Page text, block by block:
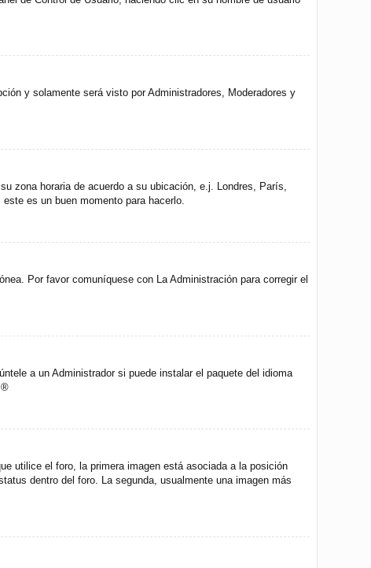
y solamente será visto por Administradores, Moderadores y
zona horaria de acuerdo a su ubicación, e.j. Londres, París,
es un buen momento para hacerlo.
Por favor comuníquese con La Administración para corregir el
a un Administrador si puede instalar el paquete del idioma
®
utilice el foro, la primera imagen está asociada a la posición
dentro del foro. La segunda, usualmente una imagen más